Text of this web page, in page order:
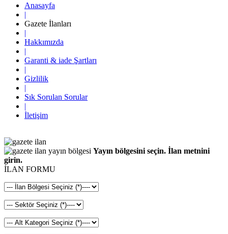
Anasayfa
|
Gazete İlanları
|
Hakkımızda
|
Garanti & iade Şartları
|
Gizlilik
|
Sık Sorulan Sorular
|
İletişim
Yayın bölgesini seçin. İlan metnini
girin.
İLAN FORMU